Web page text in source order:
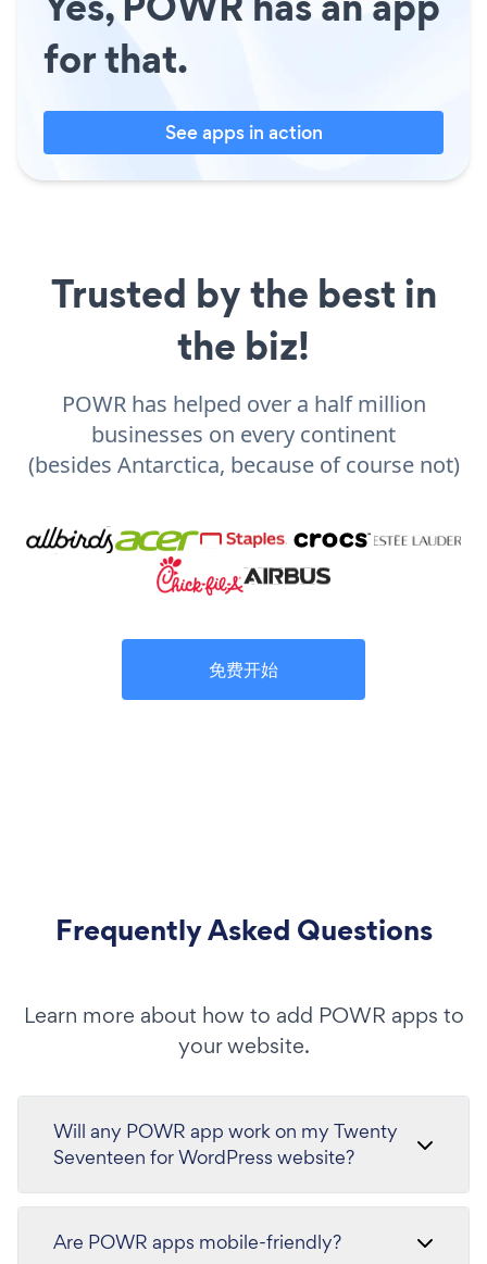
for that.
See apps in action
Trusted by the best in
the biz!
POWR has helped over a half million
businesses on every continent
(besides Antarctica, because of course not)
免费开始
Frequently Asked Questions
Learn more about how to add POWR apps to
your website.
Will any POWR app work on my Twenty
Seventeen for WordPress website?
Are POWR apps mobile-friendly?